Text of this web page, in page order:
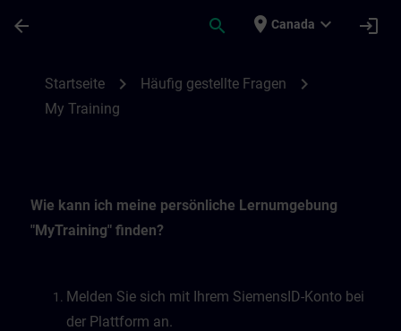
arrow_back search place Canada expand_more login
Startseite chevron_right Häufig gestellte Fragen chevron_right
My Training
Wie kann ich meine persönliche Lernumgebung
"MyTraining" finden?
Melden Sie sich mit Ihrem SiemensID-Konto bei
der Plattform an.